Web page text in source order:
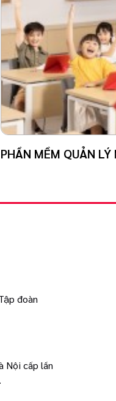
PHẦN MỀM QUẢN
đoàn
Nội cấp lần